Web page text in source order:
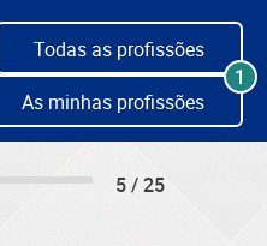
Todas as profissões
As minhas profissões
1
5 / 25